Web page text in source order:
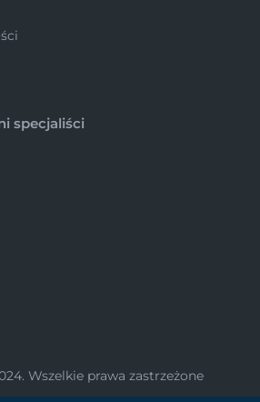
specjaliści
Wszelkie prawa zastrzeżone